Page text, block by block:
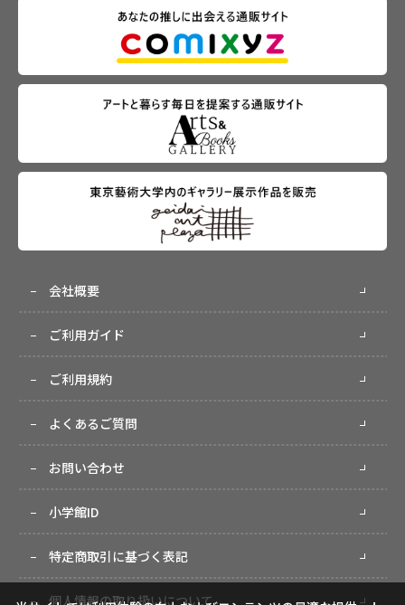
会社概要
ご利用ガイド
ご利用規約
よくあるご質問
お問い合わせ
小学館ID
特定商取引に基づく表記
個人情報の取り扱いについて